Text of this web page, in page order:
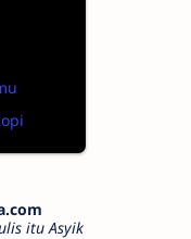
itu Asyik